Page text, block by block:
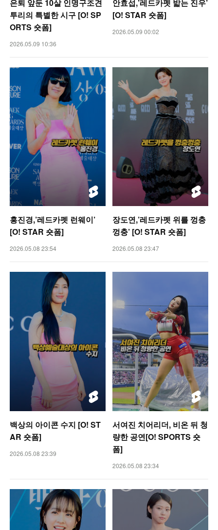
은퇴 앞둔 10살 인명구조견
투리의 특별한 시구 [O! SP
ORTS 숏폼]
2026.05.09 10:36
안효섭,’레드카펫 밟는 진우’
[O! STAR 숏폼]
2026.05.09 00:02
홍진경,’레드카펫 런웨이’
[O! STAR 숏폼]
2026.05.08 23:54
장도연,’레드카펫 위를 껑충
껑충’ [O! STAR 숏폼]
2026.05.08 23:47
백상의 아이콘 수지 [O! ST
AR 숏폼]
2026.05.08 23:39
서여진 치어리더, 비온 뒤 청
량한 공연[O! SPORTS 숏
폼]
2026.05.08 23:34